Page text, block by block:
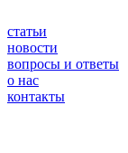
статьи
новости
вопросы и ответы
о нас
контакты